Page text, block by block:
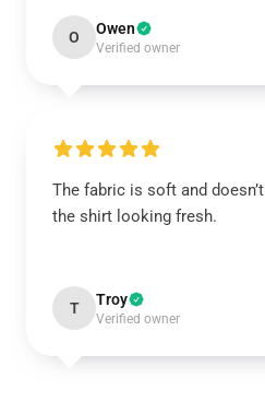
O Owen
Verified owner
The fabric is soft and
the shirt looking fresh.
T Troy
Verified owner